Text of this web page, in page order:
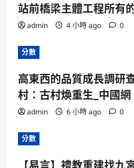
站前橋梁主體工程所有
admin 4 小時 ago 0
分數
高東西的品質成長調研
村：古村煥重生_中國網
admin 6 小時 ago 0
分數
【易言】禮教重建找九